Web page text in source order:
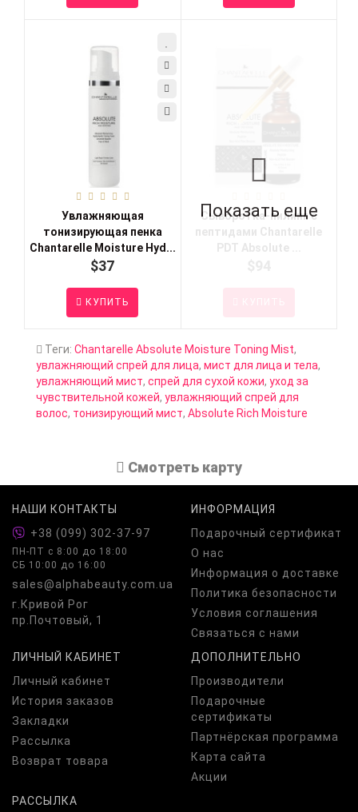
Увлажняющая
тонизирующая пенка
Chantarelle Moisture Hyd...
$37
КУПИТЬ
Сыворотка-пилинг с
пептидами Chantarelle
PDT Absolute ...
Показать еще
Теги: Chantarelle Absolute Moisture Toning Mist,
увлажняющий спрей для лица, мист для лица и тела,
увлажняющий мист, спрей для сухой кожи, уход за
чувствительной кожей, увлажняющий спрей для
волос, тонизирующий мист, Absolute Rich Moisture
Cмотреть карту
НАШИ КОНТАКТЫ
+38 (099) 302-37-97
ПН-ПТ c 8:00 до 18:00
СБ 10:00 до 16:00
sales@alphabeauty.com.ua
г.Кривой Рог
пр.Почтовый, 1
ИНФОРМАЦИЯ
Подарочный сертификат
О нас
Информация о доставке
Политика безопасности
Условия соглашения
Связаться с нами
ЛИЧНЫЙ КАБИНЕТ
Личный кабинет
История заказов
Закладки
Рассылка
Возврат товара
ДОПОЛНИТЕЛЬНО
Производители
Подарочные
сертификаты
Партнёрская программа
Карта сайта
Акции
РАССЫЛКА